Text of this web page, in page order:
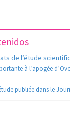
de l’étude
à l’apogée
publiée dans le